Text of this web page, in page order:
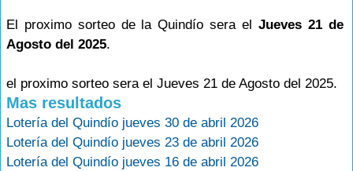
El proximo sorteo de la Quindío sera el Jueves 21 de
Agosto del 2025.
el proximo sorteo sera el Jueves 21 de Agosto del 2025.
Mas resultados
Lotería del Quindío jueves 30 de abril 2026
Lotería del Quindío jueves 23 de abril 2026
Lotería del Quindío jueves 16 de abril 2026